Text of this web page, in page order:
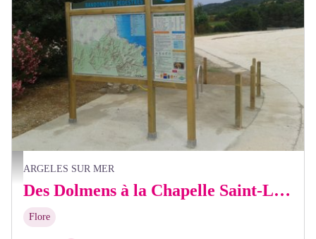
Panneau information Valmy - CCACVI
ARGELES SUR MER
Des Dolmens à la Chapelle Saint-Laurent (VTT)
Flore